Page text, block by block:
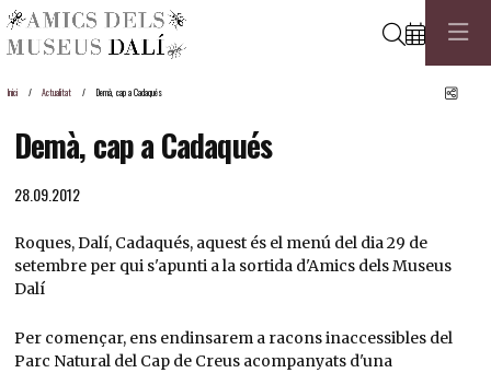
Cerca
Inici Actualitat Demà, cap a Cadaqués
Demà, cap a Cadaqués
28.09.2012
Roques, Dalí, Cadaqués, aquest és el menú del dia 29 de
setembre per qui s'apunti a la sortida d'Amics dels Museus
Dalí
Per començar, ens endinsarem a racons inaccessibles del
Parc Natural del Cap de Creus acompanyats d'una